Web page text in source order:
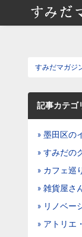
すみだマガジ
記事カテゴ
» 墨田区の
» すみだの
» カフェ巡
» 雑貨屋さ
» リノベー
» アトリエ